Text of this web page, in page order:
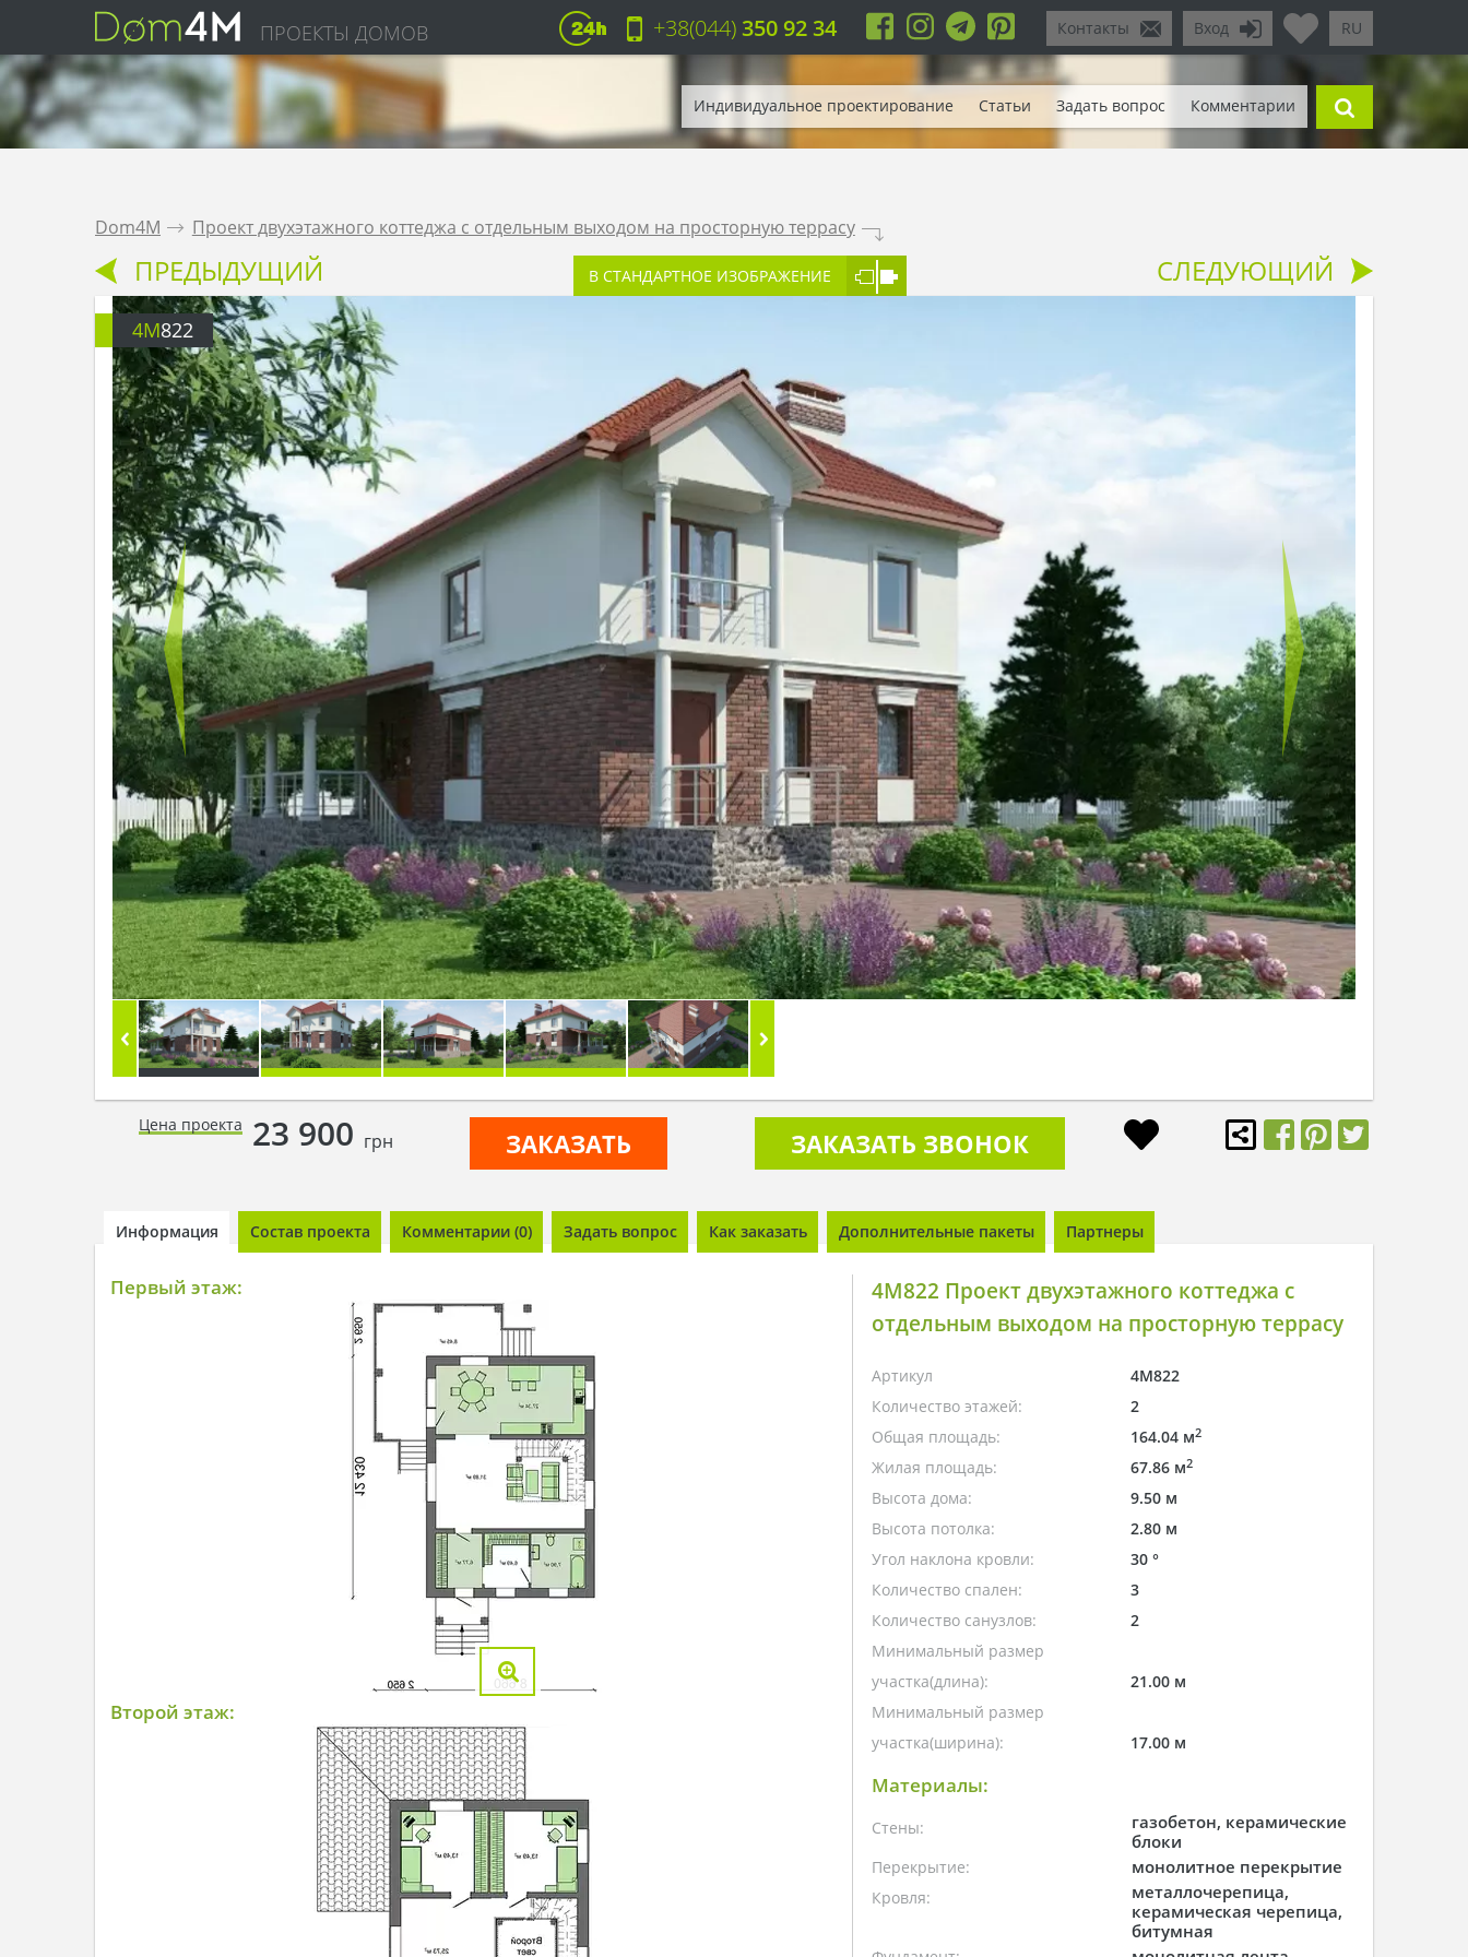
ПРОЕКТЫ ДОМОВ RU
Вход
Контакты
+38(044)350 92 34
Индивидуальное проектирование Статьи Задать вопрос Комментарии
Dom4M . Проект двухэтажного коттеджа с отдельным выходом на просторную террасу .
ПРЕДЫДУЩИЙ В СТАНДАРТНОЕ ИЗОБРАЖЕНИЕ СЛЕДУЮЩИЙ
4M822
Цена проекта 23 900 грн ЗАКАЗАТЬ ЗАКАЗАТЬ ЗВОНОК
Информация Состав проекта Комментарии (0) Задать вопрос Как заказать Дополнительные пакеты Партнеры
Первый этаж:
Второй этаж:
4M822 Проект двухэтажного коттеджа с
отдельным выходом на просторную террасу
Артикул
4M822
Количество этажей:
2
Общая площадь:
164.04 м2
Жилая площадь: 67.86 м2
Высота дома:
9.50 м
Высота потолка:
2.80 м
Угол наклона кровли:
30 °
Количество спален:
3
Количество санузлов:
2
Минимальный размер
участка(длина):
21.00 м
Минимальный размер
участка(ширина):
17.00 м
Материалы:
Стены:
газобетон, керамические
блоки
Перекрытие: монолитное перекрытие
Кровля:
металлочерепица,
керамическая черепица,
битумная